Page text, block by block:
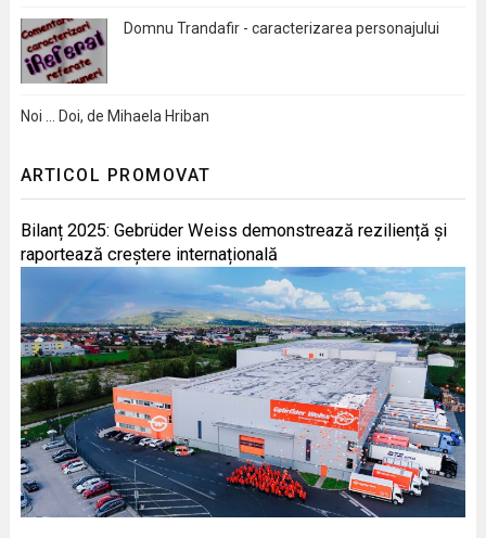
Domnu Trandafir - caracterizarea personajului
Noi … Doi, de Mihaela Hriban
ARTICOL PROMOVAT
Bilanț 2025: Gebrüder Weiss demonstrează reziliență și
raportează creștere internațională